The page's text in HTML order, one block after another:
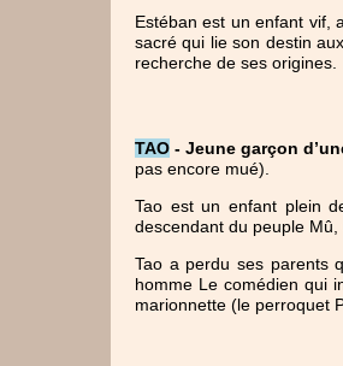
Estéban est un enfant vif,
sacré qui lie son destin
recherche de ses origines.
TAO - Jeune garçon
pas encore mué).
Tao est un enfant plein
descendant du peuple
Tao a perdu ses parents
homme Le comédien qui
marionnette (le perroquet